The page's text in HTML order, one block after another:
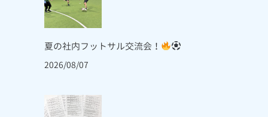
夏の社内フットサル交流会！
2026/08/07